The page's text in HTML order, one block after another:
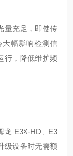
量充足，即使传
大幅影响检测信
行，降低维护频
龙 E3X-HD、E3
级设备时无需额